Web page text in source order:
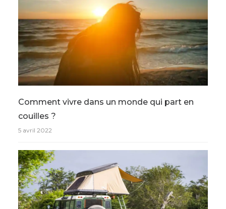
Comment vivre dans un monde qui part en
couilles ?
5 avril 2022